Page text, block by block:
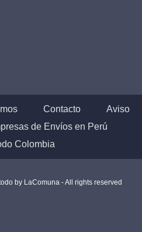
Contacto
Aviso
de Envíos en Perú
Colombia
by LaComuna- All rights reserved